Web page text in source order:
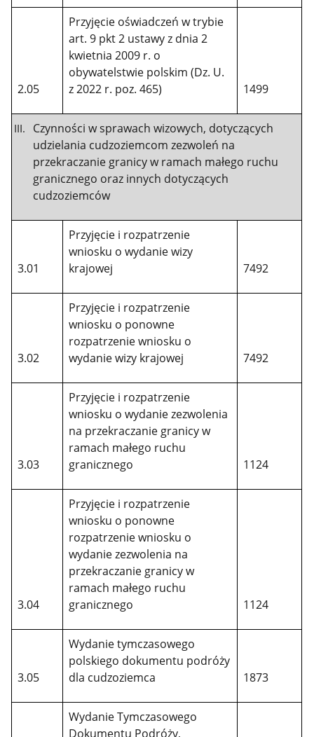
2.05
Przyjęcie oświadczeń w trybie
art. 9 pkt 2 ustawy z dnia 2
kwietnia 2009 r. o
obywatelstwie polskim (Dz. U.
z 2022 r. poz. 465)
1499
Czynności w sprawach wizowych, dotyczących
udzielania cudzoziemcom zezwoleń na
przekraczanie granicy w ramach małego ruchu
granicznego oraz innych dotyczących
cudzoziemców
3.01
Przyjęcie i rozpatrzenie
wniosku o wydanie wizy
krajowej
7492
3.02
Przyjęcie i rozpatrzenie
wniosku o ponowne
rozpatrzenie wniosku o
wydanie wizy krajowej
7492
3.03
Przyjęcie i rozpatrzenie
wniosku o wydanie zezwolenia
na przekraczanie granicy w
ramach małego ruchu
granicznego
1124
3.04
Przyjęcie i rozpatrzenie
wniosku o ponowne
rozpatrzenie wniosku o
wydanie zezwolenia na
przekraczanie granicy w
ramach małego ruchu
granicznego
1124
3.05
Wydanie tymczasowego
polskiego dokumentu podróży
dla cudzoziemca
1873
Wydanie Tymczasowego
Dokumentu Podróży,